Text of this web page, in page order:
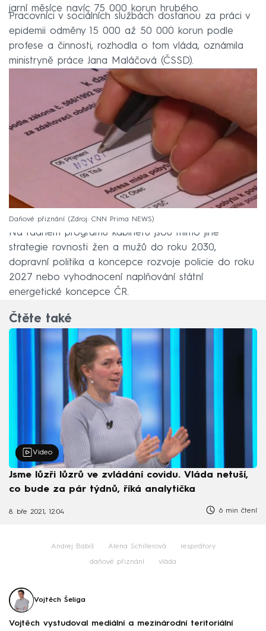
jarní měsíce navíc 75 000 korun hrubého.
Pracovníci v sociálních službách dostanou za práci v
epidemii odměny 15 000 až 50 000 korun podle
profese a činnosti, rozhodla o tom vláda, oznámila
ministryně práce Jana Maláčová (ČSSD).
Daňové přiznání Zdroj: CNN Prima NEWS
Na řádném programu kabinetu jsou mimo jiné
strategie rovnosti žen a mužů do roku 2030,
dopravní politika a koncepce rozvoje policie do roku
2027 nebo vyhodnocení naplňování státní
energetické koncepce ČR.
Čtěte také
Video
Jsme lůzři lůzrů ve zvládání covidu. Vláda netuší,
co bude za pár týdnů, říká analytička
8. bře 2021, 12:04 6 min čtení
Andrej Babiš Alena Schillerová respirátory
daňové přiznání vláda
Vojtěch Šeliga
Vojtěch vystudoval mediální a mezinárodní teritoriální